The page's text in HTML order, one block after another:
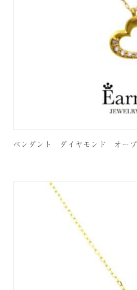
ペンダント ダイヤモンド オー